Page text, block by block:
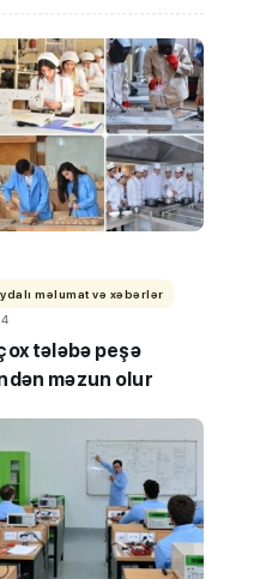
məlumat və xəbərlər
tələbə peşə
məzun olur